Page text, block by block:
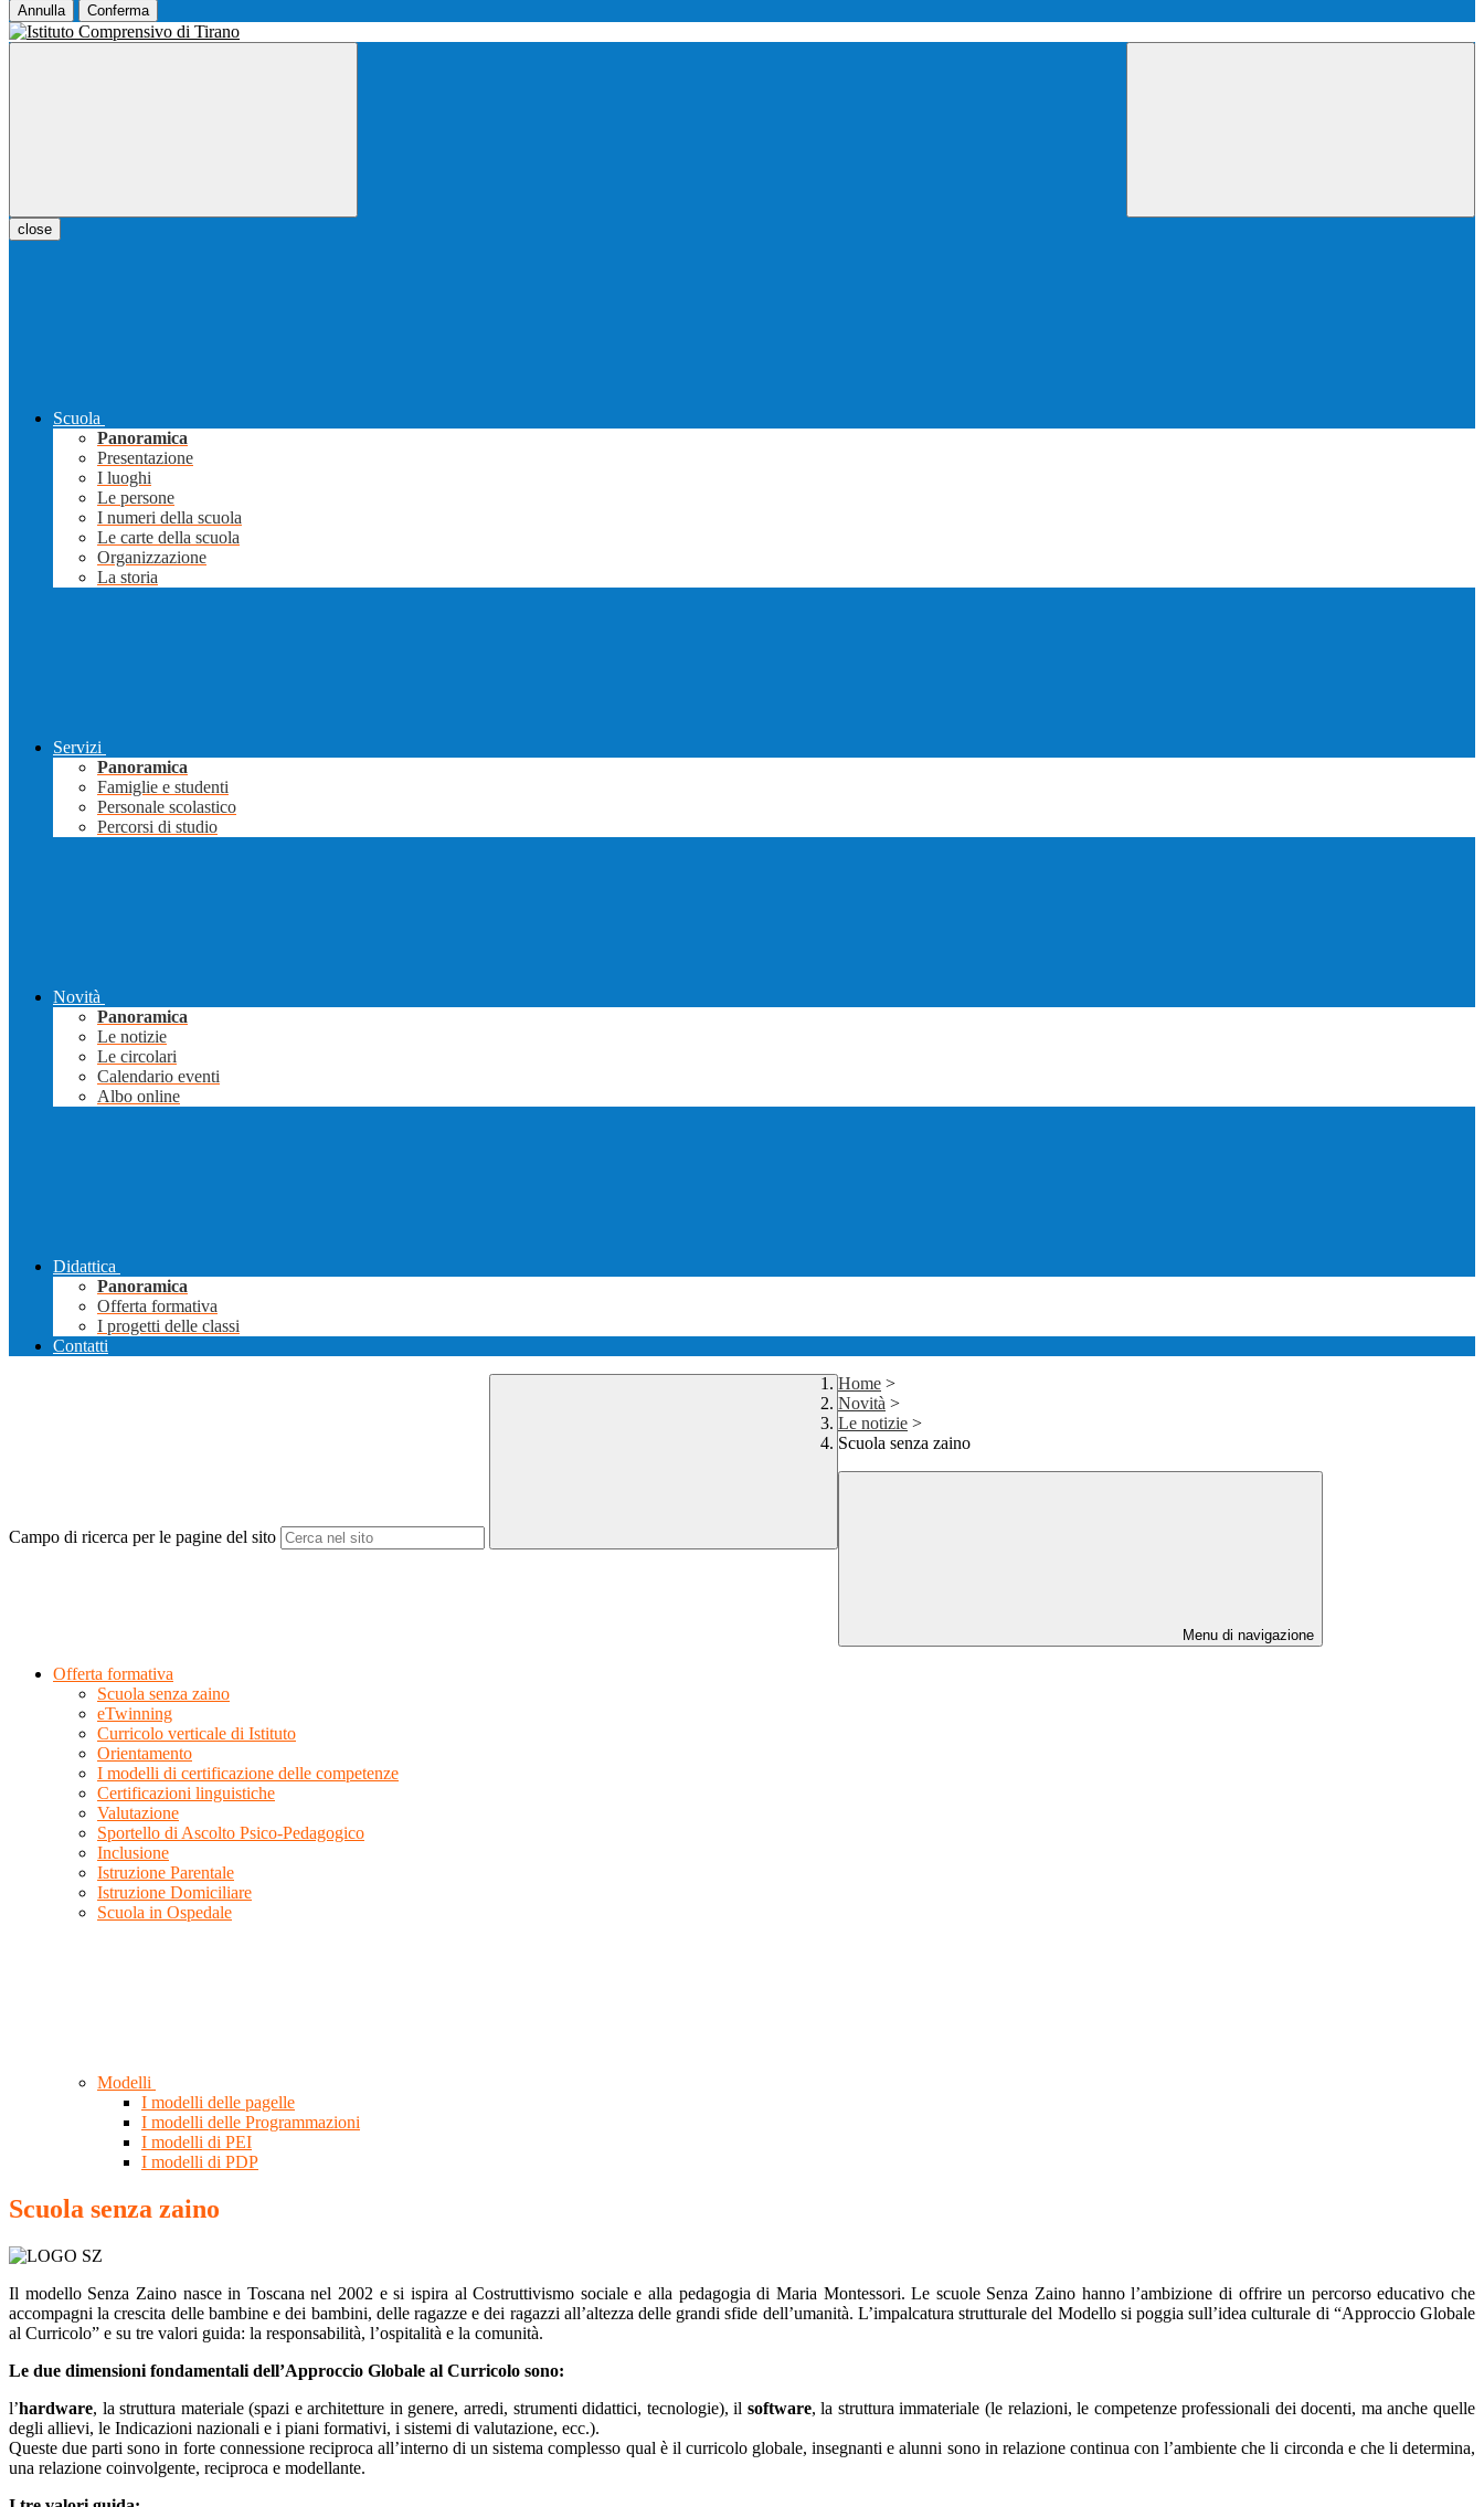
Annulla Conferma
close
Scuola
Panoramica
Presentazione
I luoghi
Le persone
I numeri della scuola
Le carte della scuola
Organizzazione
La storia
Servizi
Panoramica
Famiglie e studenti
Personale scolastico
Percorsi di studio
Novità
Panoramica
Le notizie
Le circolari
Calendario eventi
Albo online
Didattica
Panoramica
Offerta formativa
I progetti delle classi
Contatti
Campo di ricerca per le pagine del sito
Home >
Novità >
Le notizie >
Scuola senza zaino
Menu di navigazione
Offerta formativa
Scuola senza zaino
eTwinning
Curricolo verticale di Istituto
Orientamento
I modelli di certificazione delle competenze
Certificazioni linguistiche
Valutazione
Sportello di Ascolto Psico-Pedagogico
Inclusione
Istruzione Parentale
Istruzione Domiciliare
Scuola in Ospedale
Modelli
I modelli delle pagelle
I modelli delle Programmazioni
I modelli di PEI
I modelli di PDP
Scuola senza zaino
Il modello Senza Zaino nasce in Toscana nel 2002 e si ispira al Costruttivismo sociale e alla pedagogia di Maria Montessori. Le scuole Senza Zaino hanno l’ambizione di offrire un percorso educativo che
accompagni la crescita delle bambine e dei bambini, delle ragazze e dei ragazzi all’altezza delle grandi sfide dell’umanità. L’impalcatura strutturale del Modello si poggia sull’idea culturale di “Approccio Globale
al Curricolo” e su tre valori guida: la responsabilità, l’ospitalità e la comunità.
Le due dimensioni fondamentali dell’Approccio Globale al Curricolo sono:
l’hardware, la struttura materiale (spazi e architetture in genere, arredi, strumenti didattici, tecnologie), il software, la struttura immateriale (le relazioni, le competenze professionali dei docenti, ma anche quelle
degli allievi, le Indicazioni nazionali e i piani formativi, i sistemi di valutazione, ecc.).
Queste due parti sono in forte connessione reciproca all’interno di un sistema complesso qual è il curricolo globale, insegnanti e alunni sono in relazione continua con l’ambiente che li circonda e che li determina,
una relazione coinvolgente, reciproca e modellante.